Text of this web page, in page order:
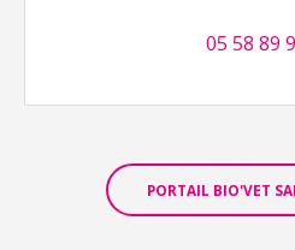
05 58 89
PORTAIL BIO'VET